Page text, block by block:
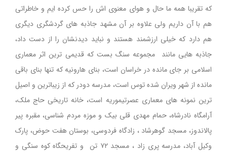
که تقریبا همه ما حال و هوای معنوی اش را حس کرده ایم و خاطراتی
هم با آن داریم ولی علاوه بر آن مشهد جاذبه های گردشگری دیگری
هم دارد که خیلی ارزشمند هستند و نباید دیدنشان را از دست داد،‌
جاذبه هایی مانند مجموعه سنگ بست که قدیمی ترین اثر معماری
اسلامی بر جای مانده در خراسان است، بنای هارونیه که تنها بنای باقی
مانده از شهر ویران شده توس‌ است، مدرسه دودر که از زیباترین و اصیل
ترین نمونه های معماری عصرتیموریه است، خانه تاریخی حاج ملک،
آرامگاه نادرشاه، حمام مهدی قلی بیک و موزه مردم شناسی، مقبره پیر
پالاندوز، مسجد گوهرشاد ، زادگاه فردوسی، بوستان هفت حوض، پارک
وکیل آباد، مدرسه پری زاد ، مسجد ۷۲ تن و تفریحگاه کوه سنگی و